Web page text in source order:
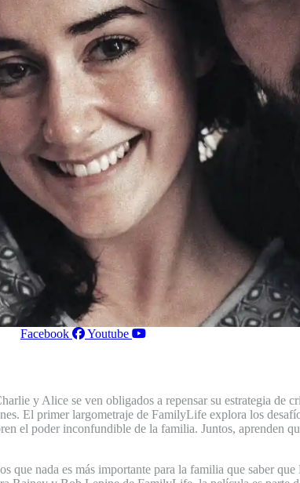
Facebook Youtube
y Alice se ven obligados a repensar su estrategia de
El primer largometraje de FamilyLife explora los
el poder inconfundible de la familia. Juntos, aprenden
que nada es más importante para la familia que saber